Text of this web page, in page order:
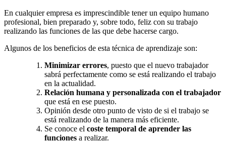
En cualquier empresa es imprescindible tener un equipo humano
profesional, bien preparado y, sobre todo, feliz con su trabajo
realizando las funciones de las que debe hacerse cargo.
Algunos de los beneficios de esta técnica de aprendizaje son:
Minimizar errores, puesto que el nuevo trabajador
sabrá perfectamente como se está realizando el trabajo
en la actualidad.
Relación humana y personalizada con el trabajador
que está en ese puesto.
Opinión desde otro punto de visto de si el trabajo se
está realizando de la manera más eficiente.
Se conoce el coste temporal de aprender las
funciones a realizar.